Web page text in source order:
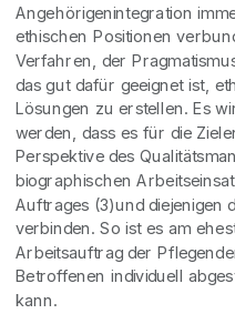
Angehörigenintegration
ethischen Positionen
Verfahren, der
das gut dafür geeignet ist,
Lösungen zu erstellen. Es
werden, dass es für die
Perspektive des
biographischen
Auftrages (3)und diejenigen
verbinden. So ist es am
Arbeitsauftrag der
Betroffenen individuell
kann.